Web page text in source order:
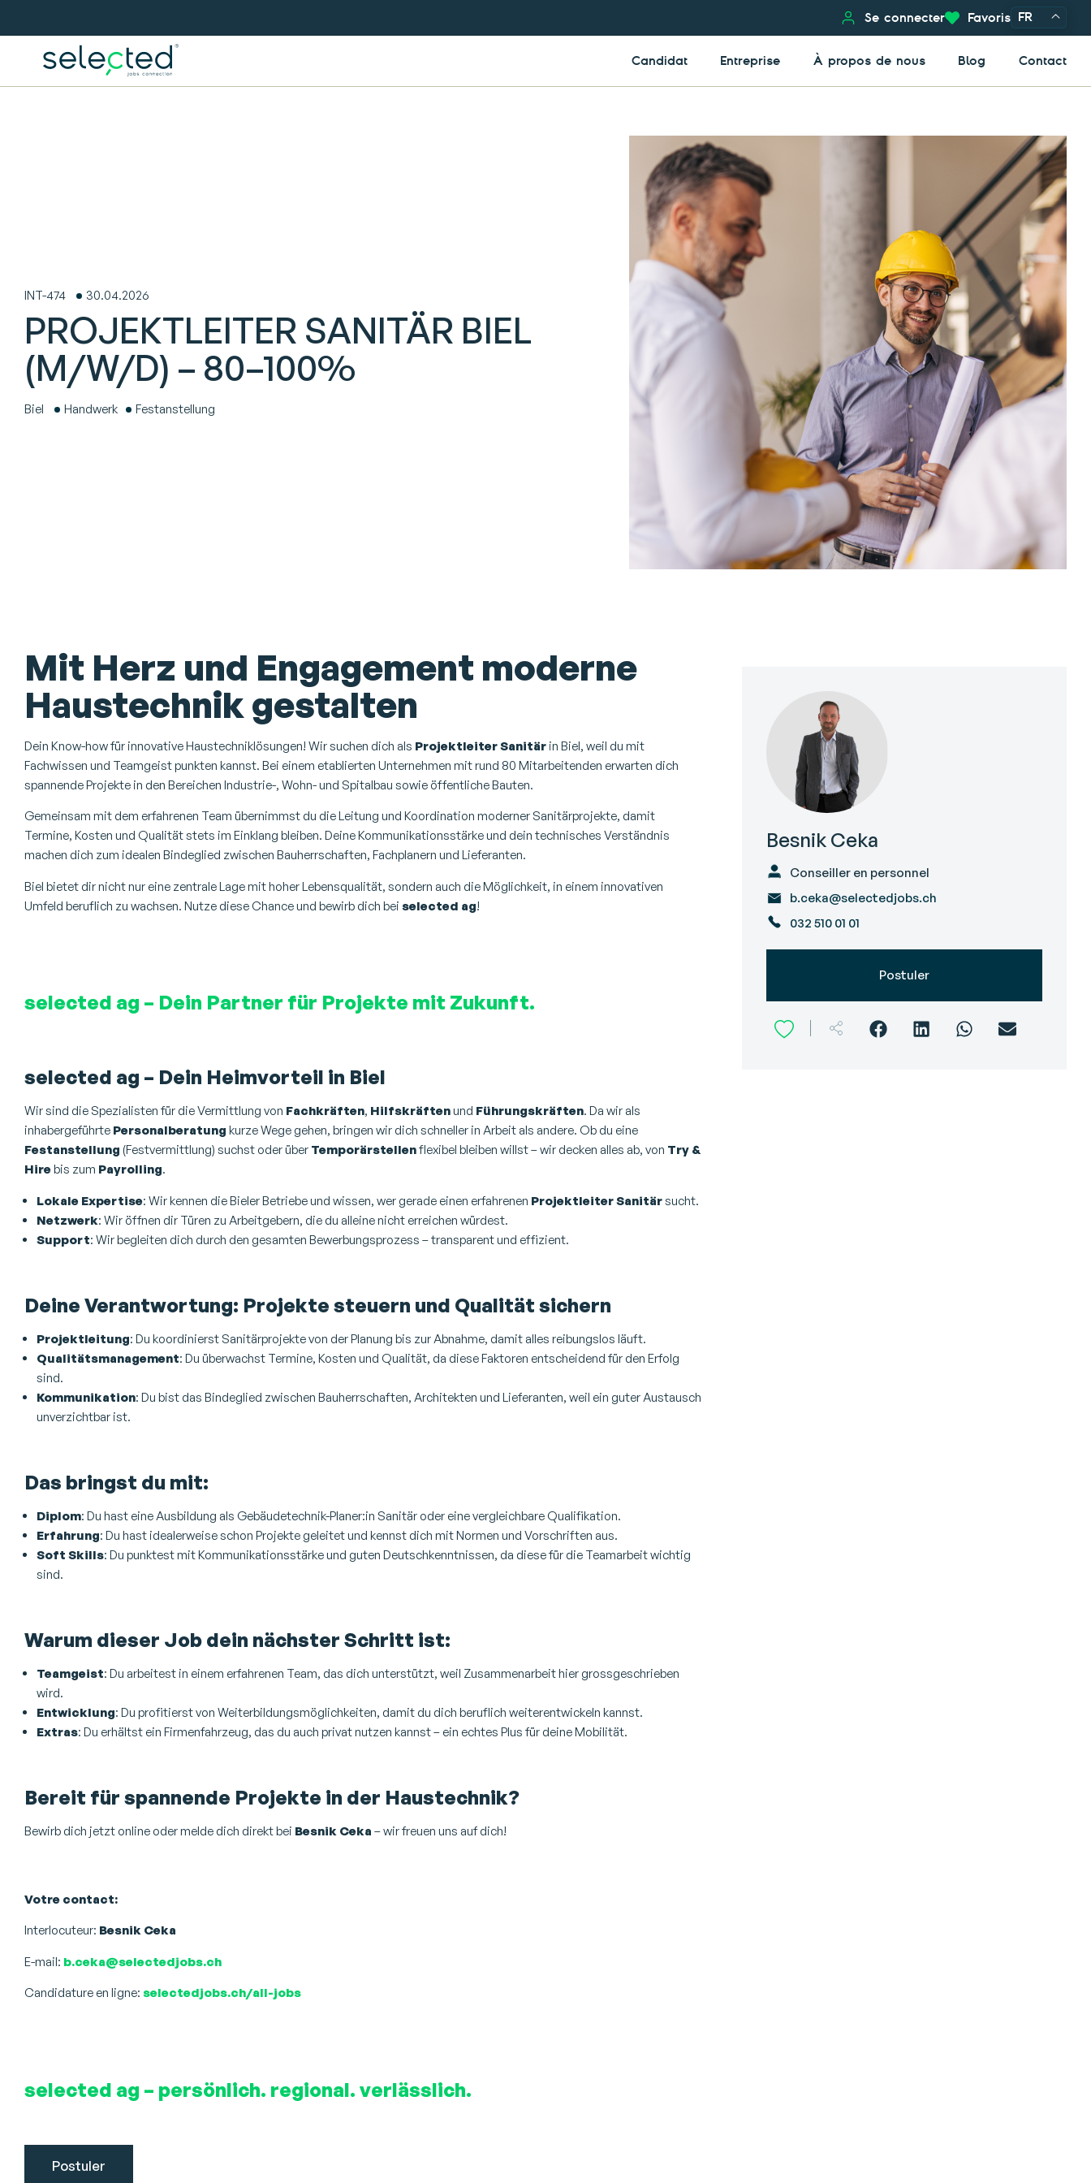
Se connecter Favoris FR
Candidat Entreprise À propos de nous Blog Contact
INT-474 30.04.2026
PROJEKTLEITER SANITÄR BIEL
(M/W/D) – 80–100%
Biel Handwerk Festanstellung
Mit Herz und Engagement moderne
Haustechnik gestalten
Dein Know-how für innovative Haustechniklösungen! Wir suchen dich als Projektleiter Sanitär in Biel, weil du mit
Fachwissen und Teamgeist punkten kannst. Bei einem etablierten Unternehmen mit rund 80 Mitarbeitenden erwarten dich
spannende Projekte in den Bereichen Industrie-, Wohn- und Spitalbau sowie öffentliche Bauten.
Gemeinsam mit dem erfahrenen Team übernimmst du die Leitung und Koordination moderner Sanitärprojekte, damit
Termine, Kosten und Qualität stets im Einklang bleiben. Deine Kommunikationsstärke und dein technisches Verständnis
machen dich zum idealen Bindeglied zwischen Bauherrschaften, Fachplanern und Lieferanten.
Biel bietet dir nicht nur eine zentrale Lage mit hoher Lebensqualität, sondern auch die Möglichkeit, in einem innovativen
Umfeld beruflich zu wachsen. Nutze diese Chance und bewirb dich bei selected ag!
selected ag – Dein Partner für Projekte mit Zukunft.
selected ag – Dein Heimvorteil in Biel
Wir sind die Spezialisten für die Vermittlung von Fachkräften, Hilfskräftenund Führungskräften. Da wir als
inhabergeführte Personalberatung kurze Wege gehen, bringen wir dich schneller in Arbeit als andere. Ob du eine
Festanstellung (Festvermittlung) suchst oder über Temporärstellenflexibel bleiben willst – wir decken alles ab, von Try &
Hirebis zum Payrolling.
Lokale Expertise: Wir kennen die Bieler Betriebe und wissen, wer gerade einen erfahrenen Projektleiter Sanitärsucht.
Netzwerk: Wir öffnen dir Türen zu Arbeitgebern, die du alleine nicht erreichen würdest.
Support: Wir begleiten dich durch den gesamten Bewerbungsprozess – transparent und effizient.
Deine Verantwortung: Projekte steuern und Qualität sichern
Projektleitung: Du koordinierst Sanitärprojekte von der Planung bis zur Abnahme, damit alles reibungslos läuft.
Qualitätsmanagement: Du überwachst Termine, Kosten und Qualität, da diese Faktoren entscheidend für den Erfolg
sind.
Kommunikation: Du bist das Bindeglied zwischen Bauherrschaften, Architekten und Lieferanten, weil ein guter Austausch
unverzichtbar ist.
Das bringst du mit:
Diplom: Du hast eine Ausbildung als Gebäudetechnik-Planer:in Sanitär oder eine vergleichbare Qualifikation.
Erfahrung: Du hast idealerweise schon Projekte geleitet und kennst dich mit Normen und Vorschriften aus.
Soft Skills: Du punktest mit Kommunikationsstärke und guten Deutschkenntnissen, da diese für die Teamarbeit wichtig
sind.
Warum dieser Job dein nächster Schritt ist:
Teamgeist: Du arbeitest in einem erfahrenen Team, das dich unterstützt, weil Zusammenarbeit hier grossgeschrieben
wird.
Entwicklung: Du profitierst von Weiterbildungsmöglichkeiten, damit du dich beruflich weiterentwickeln kannst.
Extras: Du erhältst ein Firmenfahrzeug, das du auch privat nutzen kannst – ein echtes Plus für deine Mobilität.
Bereit für spannende Projekte in der Haustechnik?
Bewirb dich jetzt online oder melde dich direkt bei Besnik Ceka – wir freuen uns auf dich!
Votre contact:
Interlocuteur: Besnik Ceka
E-mail: b.ceka@selectedjobs.ch
Candidature en ligne: selectedjobs.ch/all-jobs
selected ag – persönlich. regional. verlässlich.
Besnik Ceka
Conseiller en personnel
b.ceka@selectedjobs.ch
032 510 01 01
Postuler